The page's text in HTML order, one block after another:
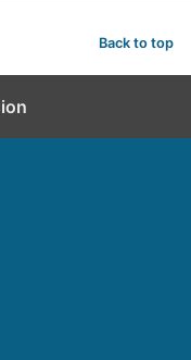
Back to top